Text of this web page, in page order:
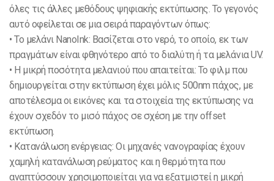
όλες τις άλλες μεθόδους ψηφιακής εκτύπωσης. Το γεγονός
αυτό οφείλεται σε μια σειρά παραγόντων όπως:
• Το μελάνι NanoInk: Βασίζεται στο νερό, το οποίο, εκ των
πραγμάτων είναι φθηνότερο από το διαλύτη ή τα μελάνια UV.
• Η μικρή ποσότητα μελανιού που απαιτείται: Το φιλμ που
δημιουργείται στην εκτύπωση έχει μόλις 500nm πάχος, με
αποτέλεσμα οι εικόνες και τα στοιχεία της εκτύπωσης να
έχουν σχεδόν το μισό πάχος σε σχέση με την offset
εκτύπωση.
• Κατανάλωση ενέργειας: Οι μηχανές νανογραφίας έχουν
χαμηλή κατανάλωση ρεύματος και η θερμότητα που
αναπτύσσουν χρησιμοποιείται για να εξατμιστεί η μικρή